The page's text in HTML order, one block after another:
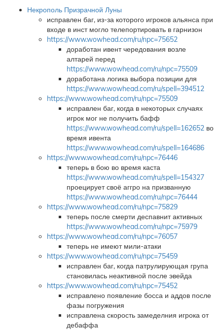
Некрополь Призрачной Луны
исправлен баг, из-за которого игроков альянса при
входе в инст могло телепортировать в гарнизон
https://www.wowhead.com/ru/npc=75652
доработан ивент чередования возле
алтарей перед
https://www.wowhead.com/ru/npc=75509
доработана логика выбора позиции для
https://www.wowhead.com/ru/spell=394512
https://www.wowhead.com/ru/npc=75509
исправлен баг, когда в некоторых случаях
игрок мог не получить бафф
https://www.wowhead.com/ru/spell=162652 во
время ивента
https://www.wowhead.com/ru/spell=164686
https://www.wowhead.com/ru/npc=76446
теперь в бою во время каста
https://www.wowhead.com/ru/spell=154327
проецирует своё аггро на призванную
https://www.wowhead.com/ru/npc=76444
https://www.wowhead.com/ru/npc=75829
теперь после смерти деспавнит активных
https://www.wowhead.com/ru/npc=75979
https://www.wowhead.com/ru/npc=76057
теперь не имеют мили-атаки
https://www.wowhead.com/ru/npc=75459
исправлен баг, когда патрулирующая група
становилась неактивной после эвейда
https://www.wowhead.com/ru/npc=75452
исправлено появление босса и аддов после
фазы погружения
исправлена скорость замеделния игрока от
дебаффа